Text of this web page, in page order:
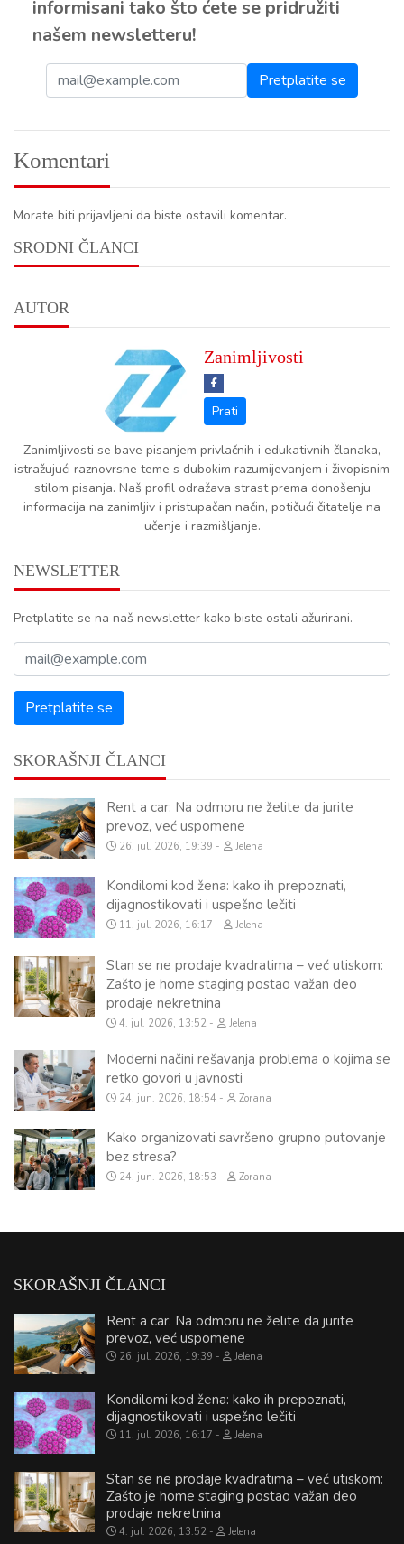
informisani tako što ćete se pridružiti
našem newsletteru!
Komentari
Morate biti prijavljeni da biste ostavili komentar.
SRODNI ČLANCI
AUTOR
Zanimljivosti
Zanimljivosti se bave pisanjem privlačnih i edukativnih članaka,
istražujući raznovrsne teme s dubokim razumijevanjem i živopisnim
stilom pisanja. Naš profil odražava strast prema donošenju
informacija na zanimljiv i pristupačan način, potičući čitatelje na
učenje i razmišljanje.
NEWSLETTER
Pretplatite se na naš newsletter kako biste ostali ažurirani.
SKORAŠNJI ČLANCI
Rent a car: Na odmoru ne želite da jurite
prevoz, već uspomene
26. jul. 2026, 19:39 Jelena
Kondilomi kod žena: kako ih prepoznati,
dijagnostikovati i uspešno lečiti
11. jul. 2026, 16:17 Jelena
Stan se ne prodaje kvadratima – već utiskom:
Zašto je home staging postao važan deo
prodaje nekretnina
4. jul. 2026, 13:52 Jelena
Moderni načini rešavanja problema o kojima se
retko govori u javnosti
24. jun. 2026, 18:54 Zorana
Kako organizovati savršeno grupno putovanje
bez stresa?
24. jun. 2026, 18:53 Zorana
SKORAŠNJI ČLANCI
Rent a car: Na odmoru ne želite da jurite
prevoz, već uspomene
26. jul. 2026, 19:39 Jelena
Kondilomi kod žena: kako ih prepoznati,
dijagnostikovati i uspešno lečiti
11. jul. 2026, 16:17 Jelena
Stan se ne prodaje kvadratima – već utiskom:
Zašto je home staging postao važan deo
prodaje nekretnina
4. jul. 2026, 13:52 Jelena